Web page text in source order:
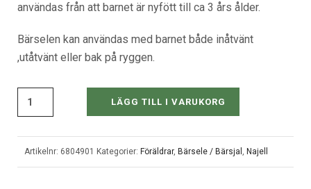
användas från att barnet är nyfött till ca 3 års ålder.
Bärselen kan användas med barnet både inåtvänt
,utåtvänt eller bak på ryggen.
LÄGG TILL I VARUKORG
Artikelnr: 6804901 Kategorier: Föräldrar, Bärsele / Bärsjal , Najell